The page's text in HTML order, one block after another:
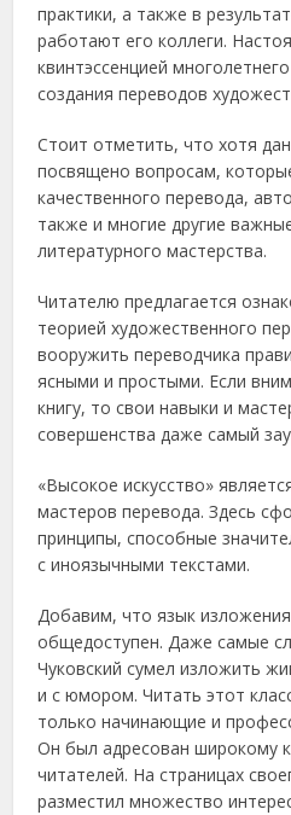
практики, а также в
работают его коллеги.
квинтэссенцией
создания переводов
Стоит отметить, что хотя
посвящено вопросам,
качественного перевода,
также и многие другие
литературного мастерства.
Читателю предлагается
теорией художественного
вооружить переводчика
ясными и простыми. Если
книгу, то свои навыки и
совершенства даже самый
«Высокое искусство»
мастеров перевода. Здесь
принципы, способные
с иноязычными текстами.
Добавим, что язык
общедоступен. Даже самые
Чуковский сумел изложить
и с юмором. Читать этот
только начинающие и
Он был адресован широкому
читателей. На страницах
разместил множество